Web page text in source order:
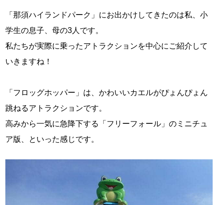
「那須ハイランドパーク」にお出かけしてきたのは私、小
学生の息子、母の3人です。
私たちが実際に乗ったアトラクションを中心にご紹介して
いきますね！
「フロッグホッパー」は、かわいいカエルがぴょんぴょん
跳ねるアトラクションです。
高みから一気に急降下する「フリーフォール」のミニチュ
ア版、といった感じです。